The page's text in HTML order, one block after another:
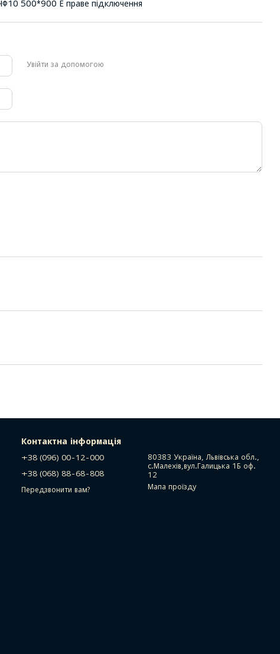
500*900 Е праве підключення
Увійти за допомогою
Контактна інформація
+38 (096) 00-12-000
+38 (068) 88-68-808
Передзвонити вам?
80383 Україна, Львівська обл.,
с.Малехів,вул.Галицька 1Б оф.
12
Мапа проїзду